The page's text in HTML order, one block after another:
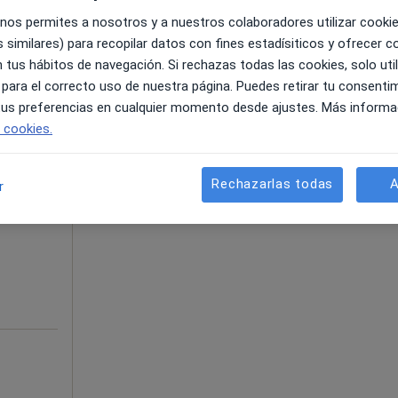
Murcia, en zonas cercanas a tu búsqueda
Pedir una cita
permites a nosotros y a nuestros colaboradores utilizar
similares) para recopilar datos con fines estadísiticos y ofrecer
tus hábitos de navegación. Si rechazas todas las cookies, solo
el correcto uso de nuestra página. Puedes retirar tu
preferencias en cualquier momento desde ajustes. Más
Rechazarlas todas